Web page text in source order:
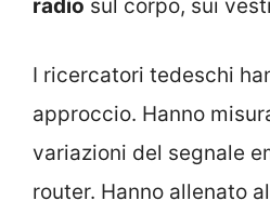
radio sul corpo, sui
I ricercatori tedeschi
approccio. Hanno
variazioni del segnale
router. Hanno allenato